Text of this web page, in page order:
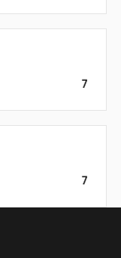
7
7